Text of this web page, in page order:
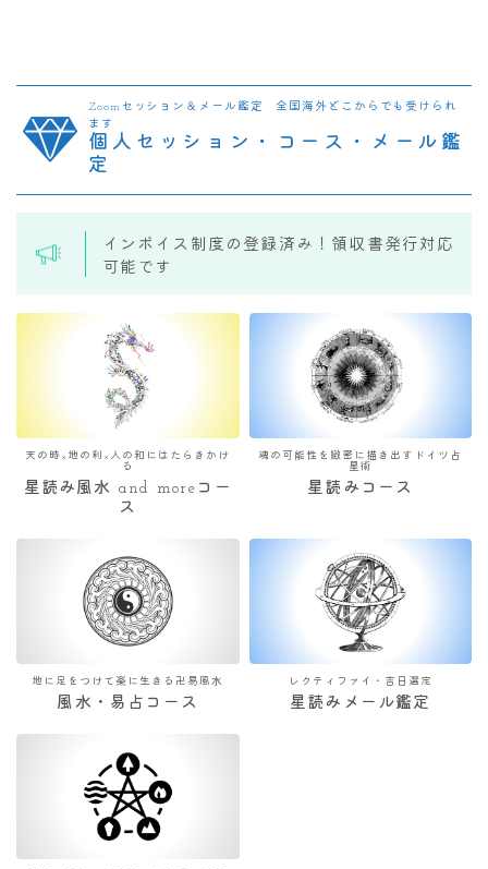
Zoomセッション＆メール鑑定 全国海外どこからでも受けられ
ます
個人セッション・コース・メール鑑
定
インボイス制度の登録済み！領収書発行対応
可能です
天の時×地の利×人の和にはたらきかけ
る
星読み風水 and moreコー
ス
魂の可能性を緻密に描き出すドイツ占
星術
星読みコース
地に足をつけて楽に生きる卍易風水
風水・易占コース
レクティファイ・吉日選定
星読みメール鑑定